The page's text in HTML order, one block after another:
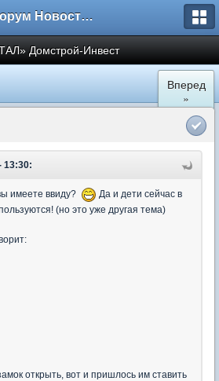
Форум Новостройки
Домстрой-Инвест
Вперед
»
13:30:
имеете ввиду?
Да и дети сейчас в
(но это уже другая тема)
открыть, вот и пришлось им ставить